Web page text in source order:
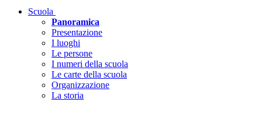
Scuola
Panoramica
Presentazione
I luoghi
Le persone
I numeri della scuola
Le carte della scuola
Organizzazione
La storia